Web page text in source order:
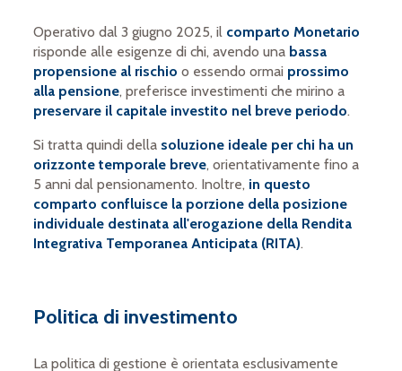
Operativo dal 3 giugno 2025, il comparto Monetario
risponde alle esigenze di chi, avendo una bassa
propensione al rischio o essendo ormai prossimo
alla pensione, preferisce investimenti che mirino a
preservare il capitale investito nel breve periodo.
Si tratta quindi della soluzione ideale per chi ha un
orizzonte temporale breve, orientativamente fino a
5 anni dal pensionamento. Inoltre, in questo
comparto confluisce la porzione della posizione
individuale destinata all'erogazione della Rendita
Integrativa Temporanea Anticipata (RITA).
Politica di investimento
La politica di gestione è orientata esclusivamente